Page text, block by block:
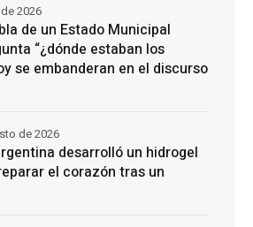
de un Estado Municipal
“¿dónde estaban los
se embanderan en el discurso
2026
desarrolló un hidrogel
el corazón tras un
de 2026